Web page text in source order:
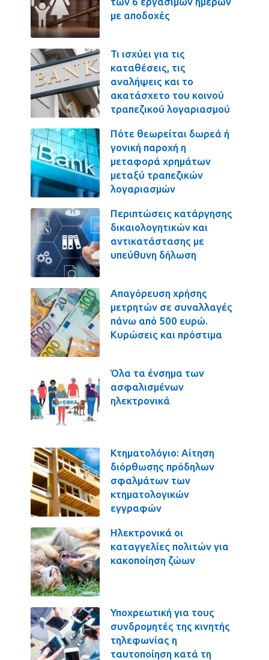
με αποδοχές
Τι ισχύει για τις
καταθέσεις, τις
αναλήψεις και το
ακατάσχετο του κοινού
τραπεζικού λογαριασμού
Πότε θεωρείται δωρεά ή
γονική παροχή η
μεταφορά χρημάτων
μεταξύ τραπεζικών
λογαριασμών
Περιπτώσεις κατάργησης
δικαιολογητικών και
αντικατάστασης με
υπεύθυνη δήλωση
Απαγόρευση χρήσης
μετρητών σε συναλλαγές
πάνω από 500 ευρώ.
Κυρώσεις και πρόστιμα
Όλα τα ένσημα των
ασφαλισμένων
ηλεκτρονικά
Κτηματολόγιο: Αίτηση
διόρθωσης πρόδηλων
σφαλμάτων των
κτηματολογικών
εγγραφών
Ηλεκτρονικά οι
καταγγελίες πολιτών για
κακοποίηση ζώων
Υποχρεωτική για τους
συνδρομητές της κινητής
τηλεφωνίας η
ταυτοποίηση κατά τη